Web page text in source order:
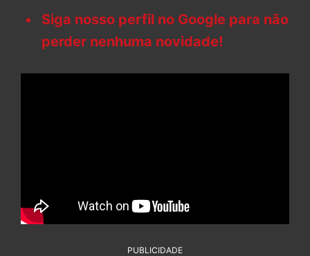
Siga nosso perfil no Google para não
perder nenhuma novidade!
PUBLICIDADE